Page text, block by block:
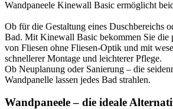
Wandpaneele Kinewall Basic ermöglicht
Ob für die Gestaltung eines Duschbereichs
Bad. Mit Kinewall Basic bekommen Sie die
von Fliesen ohne Fliesen-Optik und mit
schnellerer Montage und leichterer Pflege.
Ob Neuplanung oder Sanierung – die
Wandpanelle lassen jedes Bad strahlen.
Wandpaneele – die ideale